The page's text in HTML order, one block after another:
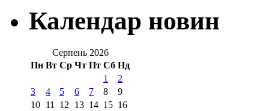
Календар новин
Серпень 2026
Пн Вт Ср Чт Пт Сб Нд
1
2
3
4 5 6 7 8
9
10 11 12 13 14 15 16